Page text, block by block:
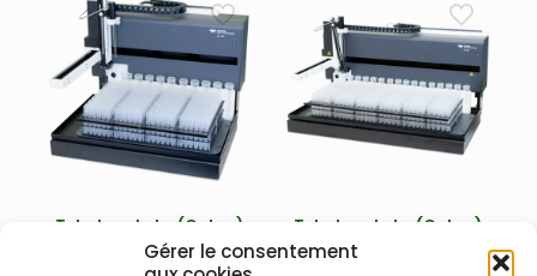
Gérer le consentement
Teledyne Labs (Cetac)
OIL-7400 – Passeur
automatique pour huiles
Teledyne Labs (Cetac)
OIL-7600